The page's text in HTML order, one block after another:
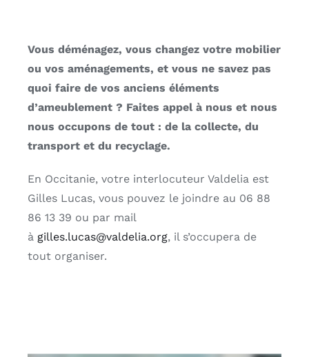
Vous déménagez, vous changez votre mobilier
ou vos aménagements, et vous ne savez pas
quoi faire de vos anciens éléments
d’ameublement ? Faites appel à nous et nous
nous occupons de tout : de la collecte, du
transport et du recyclage.
En Occitanie, votre interlocuteur Valdelia est
Gilles Lucas, vous pouvez le joindre au 06 88
86 13 39 ou par mail
à gilles.lucas@valdelia.org, il s’occupera de
tout organiser.